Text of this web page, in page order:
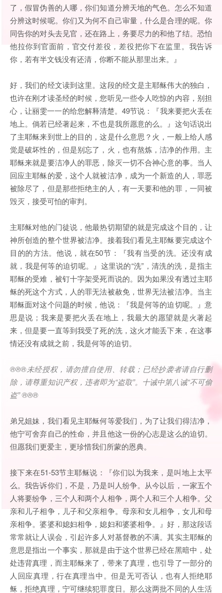
了，假冒伪善的人哪，你们知道分辨天地的气色。怎么不知道
分辨这时候呢。你们又为何不自己审量，什么是合理的呢。你
同告你的对头去见官，还在路上，务要尽力的和他了结。恐怕
他拉你到官面前，官交付差役，差役把你下在监里。我告诉
你，若有半文钱没有还清，你断不能从那里出来。』
好，我们的经文读到这里。这段的经文是主耶稣伟大的独白，
也许在刚才读圣经的时候，您听见一些令人吃惊的内容，别担
心，让丽雯一一的给您解释清楚。49节说：『我来要把火丢在
地上。倘若已经著起来，不也是我所愿意的么。』这句话说出
了主耶稣来到世上的目的，这是什么意思？火，一般上给人感
觉是破坏性的，但是别忘了，火，也有熬炼，洁净的作用。主
耶稣来就是要洁净人的罪恶，除灭一切不合神心意的事。当人
回应主耶稣的爱，这个人就被洁净，成为一个新造的人，罪恶
被除尽了，但是那些拒绝主的人，有一天要和他的罪，一同被
毁灭，接受可怕的审判。
主耶稣对他的门徒说，他最热切期望的就是完成这个目的，让
神所创造的整个世界被洁净。接着我们看见主耶稣要完成这个
目的的方法。他说，就在50节：『我有当受的洗。还没有成
就，我是何等的迫切呢。』这里说的“洗”，清洗的洗，是指主
耶稣的受难，被钉十字架受死而说的。因为如果没有透过主耶
稣的死这个方式，人的罪无法被赦免，世界无法被洁净。当主
耶稣面对这个问题的时候，他说：『我是何等的迫切呢。』意
思是说；我来是要把火丢在地上，我最大的愿望就是火著起
来，但是要一直等到我受了死的洗，这火才能丢下来，在这事
情还没有成就之前，我是何等的迫切。
®®®未经授权，请勿擅自使用、转载；已经抄袭者请自行删
除，请尊重知识产权，违者即为“盗取”。十诫中第八诫“不可偷
盗” ®®®
弟兄姐妹，我们看见主耶稣何等爱我们，为了让我们得洁净，
他宁可舍弃自己的性命，并且他这一份的心志是这么的迫切。
但愿我们更爱主，更珍惜我们所蒙的恩典。
接下来在51-53节主耶稣说：『你们以为我来，是叫地上太平
么。我告诉你们，不是，乃是叫人纷争。从今以后，一家五个
人将要纷争，三个人和两个人相争，两个人和三个人相争。父
亲和儿子相争，儿子和父亲相争。母亲和女儿相争，女儿和母
亲相争。婆婆和媳妇相争，媳妇和婆婆相争。』好，那这段话
常常就让人误会，引起许多人对基督教的不满。其实主耶稣的
意思是指出一个事实，那就是由于这个世界已经在黑暗中，处
处违背真理，而主耶稣来了，带来了真理，也引导了一部分的
人回应真理，行在真理当中。但是无可否认，也有人拒绝耶
稣，拒绝真理，宁可继续犯罪度日。那么这两批不同的人生活